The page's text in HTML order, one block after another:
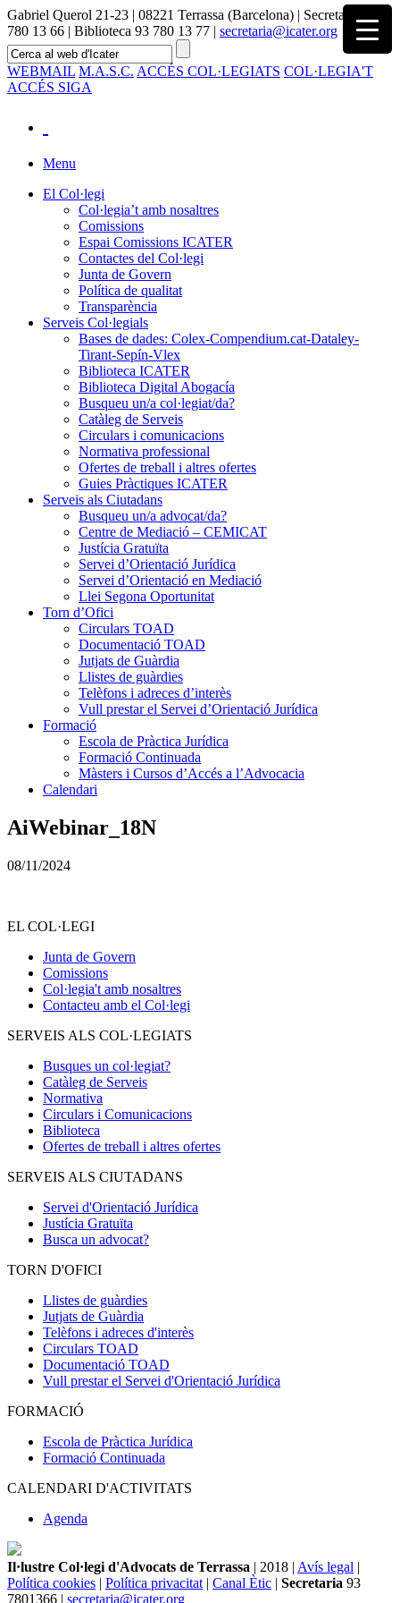
Gabriel Querol 21-23 | 08221 Terrassa (Barcelona) | Secretaria 93
780 13 66 | Biblioteca 93 780 13 77 | secretaria@icater.org
WEBMAIL M.A.S.C. ACCÉS COL·LEGIATS COL·LEGIA'T
ACCÉS SIGA
Menu
El Col·legi
Col·legia’t amb nosaltres
Comissions
Espai Comissions ICATER
Contactes del Col·legi
Junta de Govern
Política de qualitat
Transparència
Serveis Col·legials
Bases de dades: Colex-Compendium.cat-Dataley-
Tirant-Sepín-Vlex
Biblioteca ICATER
Biblioteca Digital Abogacía
Busqueu un/a col·legiat/da?
Catàleg de Serveis
Circulars i comunicacions
Normativa professional
Ofertes de treball i altres ofertes
Guies Pràctiques ICATER
Serveis als Ciutadans
Busqueu un/a advocat/da?
Centre de Mediació – CEMICAT
Justícia Gratuïta
Servei d’Orientació Jurídica
Servei d’Orientació en Mediació
Llei Segona Oportunitat
Torn d’Ofici
Circulars TOAD
Documentació TOAD
Jutjats de Guàrdia
Llistes de guàrdies
Telèfons i adreces d’interès
Vull prestar el Servei d’Orientació Jurídica
Formació
Escola de Pràctica Jurídica
Formació Continuada
Màsters i Cursos d’Accés a l’Advocacia
Calendari
AiWebinar_18N
08/11/2024
EL COL·LEGI
Junta de Govern
Comissions
Col·legia't amb nosaltres
Contacteu amb el Col·legi
SERVEIS ALS COL·LEGIATS
Busques un col·legiat?
Catàleg de Serveis
Normativa
Circulars i Comunicacions
Biblioteca
Ofertes de treball i altres ofertes
SERVEIS ALS CIUTADANS
Servei d'Orientació Jurídica
Justícia Gratuïta
Busca un advocat?
TORN D'OFICI
Llistes de guàrdies
Jutjats de Guàrdia
Telèfons i adreces d'interès
Circulars TOAD
Documentació TOAD
Vull prestar el Servei d'Orientació Jurídica
FORMACIÓ
Escola de Pràctica Jurídica
Formació Continuada
CALENDARI D'ACTIVITATS
Agenda
Il·lustre Col·legi d'Advocats de Terrassa | 2018 | Avís legal |
Política cookies | Política privacitat | Canal Ètic | Secretaria 93
7801366 | secretaria@icater.org